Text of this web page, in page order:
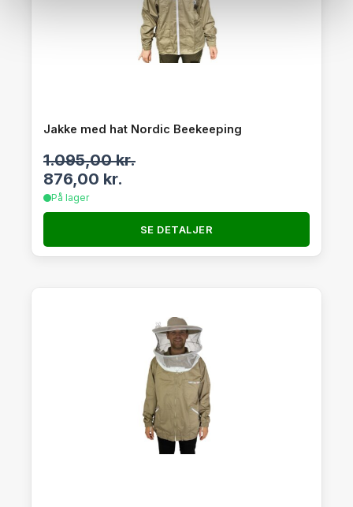
Jakke med hat Nordic Beekeeping
1.095,00kr.
876,00 kr.
På lager
SE DETALJER